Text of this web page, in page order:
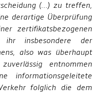
(…) zu treffen,
derartige Überprüfung
zertifikatsbezogenen
ihr insbesondere der
also was überhaupt
entnommen
informationsgeleitete
folglich die dem